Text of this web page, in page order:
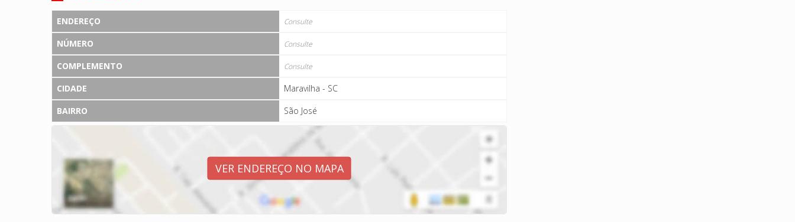
ENDEREÇO Consulte
NÚMERO Consulte
COMPLEMENTO Consulte
CIDADE
Maravilha - SC
BAIRRO
São José
VER ENDEREÇO NO MAPA